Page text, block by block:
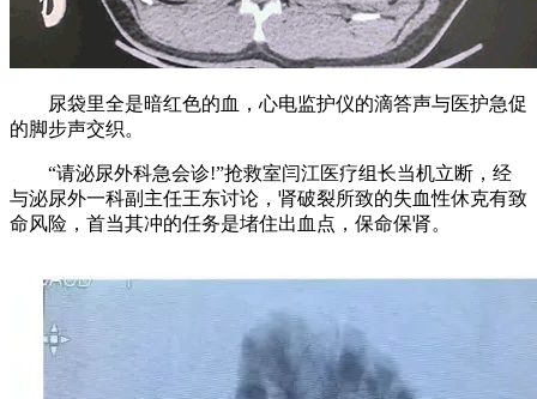
尿袋里全是暗红色的血，心电监护仪的滴答声与医护急促
的脚步声交织。
“请泌尿外科急会诊!”抢救室闫江医疗组长当机立断，经
与泌尿外一科副主任王东讨论，肾破裂所致的失血性休克有致
命风险，首当其冲的任务是堵住出血点，保命保肾。